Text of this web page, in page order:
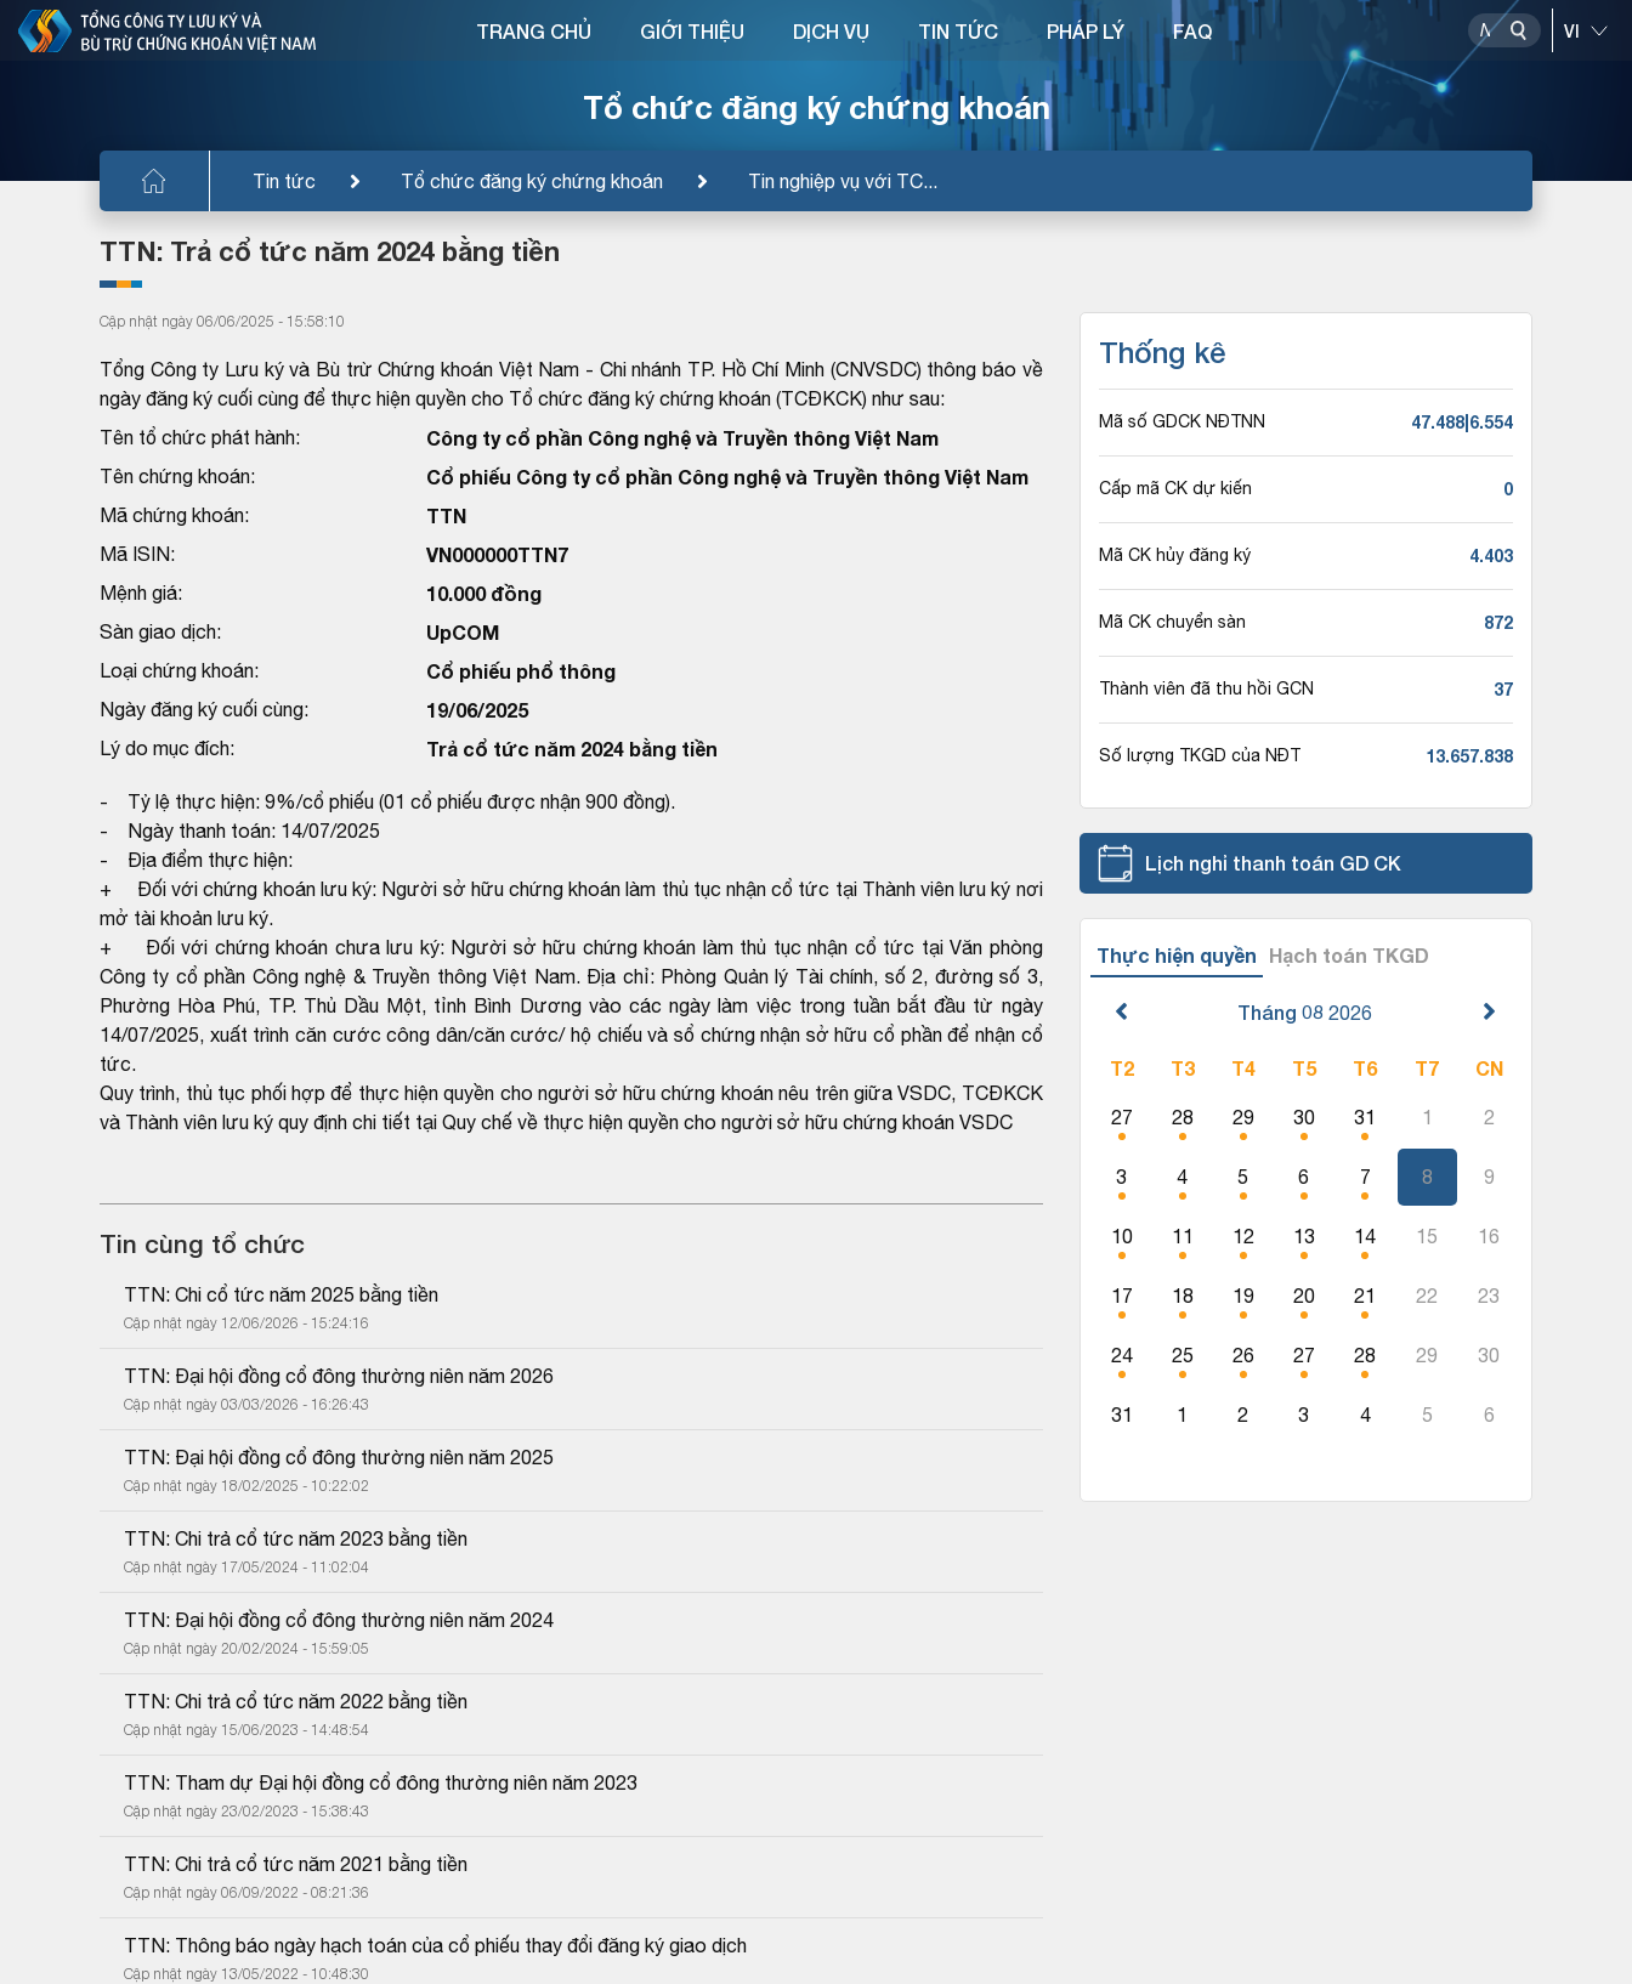
Tổ chức đăng ký chứng khoán
Tin tức Tổ chức đăng ký chứng khoán Tin nghiệp vụ với TC...
TRANG CHỦ GIỚI THIỆU DỊCH VỤ TIN TỨC PHÁP LÝ FAQ
TTN: Trả cổ tức năm 2024 bằng tiền
Cập nhật ngày 06/06/2025 - 15:58:10
Tổng Công ty Lưu ký và Bù trừ Chứng khoán Việt Nam - Chi nhánh TP. Hồ Chí Minh (CNVSDC) thông báo về
ngày đăng ký cuối cùng để thực hiện quyền cho Tổ chức đăng ký chứng khoán (TCĐKCK) như sau:
Tên tổ chức phát hành:
Công ty cổ phần Công nghệ và Truyền thông Việt Nam
Tên chứng khoán: Cổ phiếu Công ty cổ phần Công nghệ và Truyền thông Việt Nam
Mã chứng khoán: TTN
Mã ISIN: VN000000TTN7
Mệnh giá: 10.000 đồng
Sàn giao dịch: UpCOM
Loại chứng khoán: Cổ phiếu phổ thông
Ngày đăng ký cuối cùng: 19/06/2025
Lý do mục đích: Trả cổ tức năm 2024 bằng tiền
- Tỷ lệ thực hiện: 9%/cổ phiếu (01 cổ phiếu được nhận 900 đồng).
- Ngày thanh toán: 14/07/2025
- Địa điểm thực hiện:
+ Đối với chứng khoán lưu ký: Người sở hữu chứng khoán làm thủ tục nhận cổ tức tại Thành viên lưu ký nơi
mở tài khoản lưu ký.
+ Đối với chứng khoán chưa lưu ký: Người sở hữu chứng khoán làm thủ tục nhận cổ tức tại Văn phòng
Công ty cổ phần Công nghệ & Truyền thông Việt Nam. Địa chỉ: Phòng Quản lý Tài chính, số 2, đường số 3,
Phường Hòa Phú, TP. Thủ Dầu Một, tỉnh Bình Dương vào các ngày làm việc trong tuần bắt đầu từ ngày
14/07/2025, xuất trình căn cước công dân/căn cước/ hộ chiếu và sổ chứng nhận sở hữu cổ phần để nhận cổ
tức.
Quy trình, thủ tục phối hợp để thực hiện quyền cho người sở hữu chứng khoán nêu trên giữa VSDC, TCĐKCK
và Thành viên lưu ký quy định chi tiết tại Quy chế về thực hiện quyền cho người sở hữu chứng khoán VSDC
Tin cùng tổ chức
TTN: Chi cổ tức năm 2025 bằng tiền
Cập nhật ngày 12/06/2026 - 15:24:16
TTN: Đại hội đồng cổ đông thường niên năm 2026
Cập nhật ngày 03/03/2026 - 16:26:43
TTN: Đại hội đồng cổ đông thường niên năm 2025
Cập nhật ngày 18/02/2025 - 10:22:02
TTN: Chi trả cổ tức năm 2023 bằng tiền
Cập nhật ngày 17/05/2024 - 11:02:04
TTN: Đại hội đồng cổ đông thường niên năm 2024
Cập nhật ngày 20/02/2024 - 15:59:05
TTN: Chi trả cổ tức năm 2022 bằng tiền
Cập nhật ngày 15/06/2023 - 14:48:54
TTN: Tham dự Đại hội đồng cổ đông thường niên năm 2023
Cập nhật ngày 23/02/2023 - 15:38:43
TTN: Chi trả cổ tức năm 2021 bằng tiền
Cập nhật ngày 06/09/2022 - 08:21:36
TTN: Thông báo ngày hạch toán của cổ phiếu thay đổi đăng ký giao dịch
Cập nhật ngày 13/05/2022 - 10:48:30
Thống kê
Mã số GDCK NĐTNN 47.488|6.554
Cấp mã CK dự kiến 0
Mã CK hủy đăng ký 4.403
Mã CK chuyển sàn 872
Thành viên đã thu hồi GCN 37
Số lượng TKGD của NĐT 13.657.838
Lịch nghỉ thanh toán GD CK
Thực hiện quyền Hạch toán TKGD
Tháng 08 2026
T2 T3 T4 T5 T6 T7 CN
27 28 29 30 31 1 2
3 4 5 6 7 8 9
10 11 12 13 14 15 16
17 18 19 20 21 22 23
24 25 26 27 28 29 30
31 1 2 3 4 5 6